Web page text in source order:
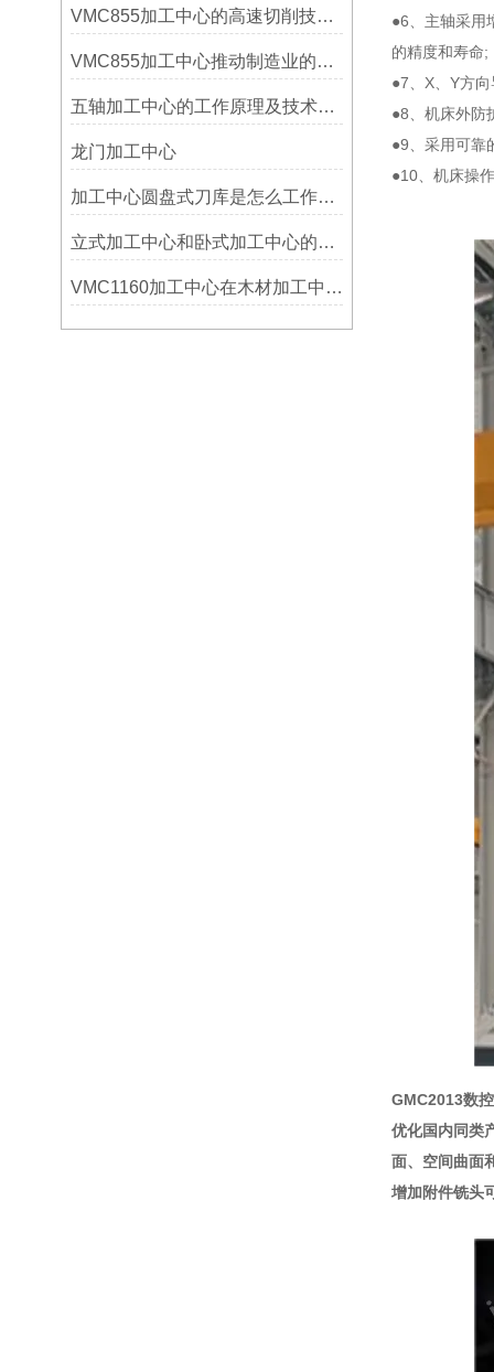
VMC855加工中心的高速切削技术介绍
VMC855加工中心推动制造业的发展
五轴加工中心的工作原理及技术优势
龙门加工中心
加工中心圆盘式刀库是怎么工作的？
立式加工中心和卧式加工中心的区别
VMC1160加工中心在木材加工中的应用
●6、主轴采用
的精度和寿命;
●7、X、Y方
●8、机床外防
●9、采用可靠
●10、机床操
GMC2013数
优化国内同类
面、空间曲面
增加附件铣头